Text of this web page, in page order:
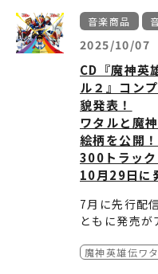
子／三重野 瞳
【スペック】
分）／リニア
G×2／
ムワークス
※仕様は予告
▶各種購
◆メーカー特
■対象店舗：
レミアムバ
あみあみ／
◆ A-on
特製ノート
◆「魔神英雄
キービジュア
牧内ももこ
圭一
月1日（日）
昨年1月に開
「魔神英雄伝
『魔神英雄伝
弾を開催いた
前回好評だっ
いミニ朗読劇
さらに、ラ
る主題歌歌唱
ャラクターソ
魔神英
日時：2026
＜昼の部＞
＜夜の部＞
会場 ： LINE
田川町1-1）
出演キャスト
音楽商品
2025/10/07
CD『魔神英
ル２』コン
貌発表！
ワタルと魔
絵柄を公開！
300トラッ
10月29日に
7月に先行配
ともに発売
サウンドトラ
6枚組となる
魔神英雄伝ワ